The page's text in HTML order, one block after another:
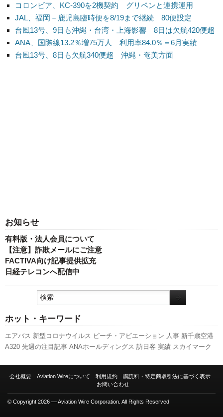
コロンビア、KC-390を2機契約 グリペンと連携運用
JAL、福岡－鹿児島臨時便を8/19まで継続 80便設定
台風13号、9日も沖縄・台湾・上海影響 8日は欠航420便超
ANA、国際線13.2％増75万人 利用率84.0％＝6月実績
台風13号、8日も欠航340便超 沖縄・奄美方面
お知らせ
有料版・法人会員について
【注意】詐欺メールにご注意
FACTIVA向け記事提供拡充
日経テレコンへ配信中
ホット・キーワード
エアバス 新型コロナウイルス ピーチ・アビエーション 人事 新千歳空港
A320 先週の注目記事 ANAホールディングス 訪日客 実績 スカイマーク
737NG LCC 客室乗務員 旅客数 787 セントレア 全日空 スターフライヤー
会社概要 Aviation Wireについて 利用規約
購読料・特定商取引法に基づく表示
お問い合わせ
© Copyright 2026 — Aviation Wire Corporation. All Rights Reserved